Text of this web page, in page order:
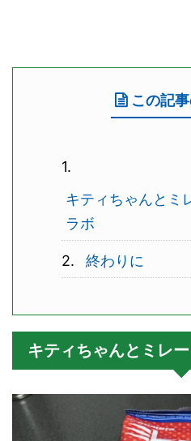
この記
キティちゃんとミ
ラボ
終わりに
キティちゃんとミレ